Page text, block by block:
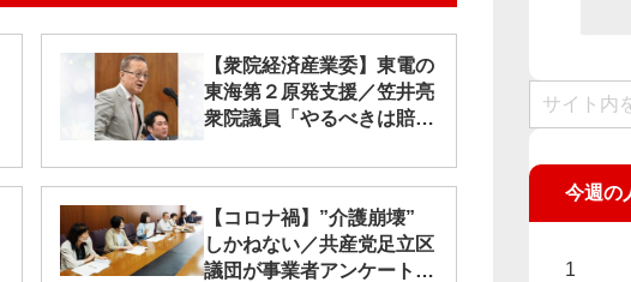
【衆院経済産業委】東電の
東海第２原発支援／笠井亮
衆院議員「やるべきは賠償
【コロナ禍】”介護崩壊”
しかねない／共産党足立区
議団が事業者アンケート結
今週の